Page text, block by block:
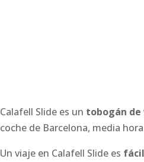
Calafell Slide es un tobogán
coche de Barcelona, media
Un viaje en Calafell Slide es